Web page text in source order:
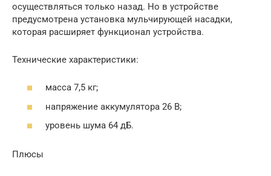
осуществляться только назад. Но в устройстве
предусмотрена установка мульчирующей насадки,
которая расширяет функционал устройства.
Технические характеристики:
масса 7,5 кг;
напряжение аккумулятора 26 В;
уровень шума 64 дБ.
Плюсы